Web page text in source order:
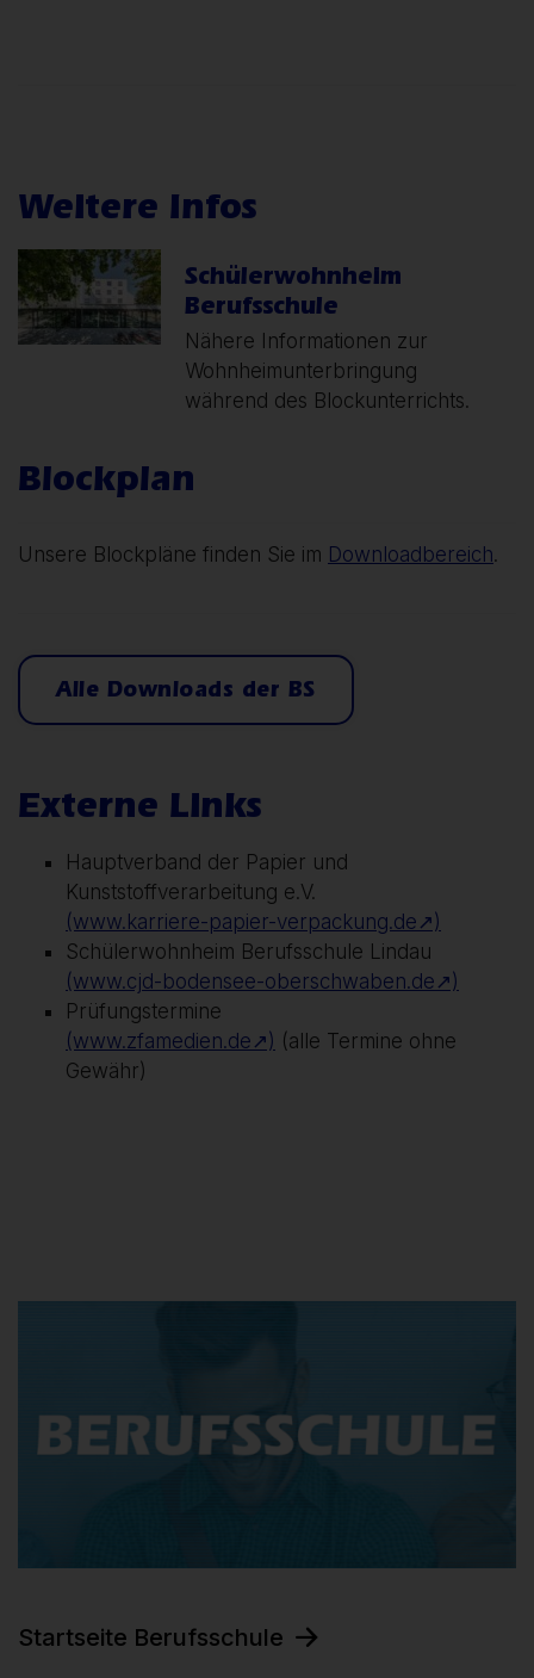
Weitere Infos
Schülerwohnheim
Berufsschule
Nähere Informationen zur
Wohnheimunterbringung
während des Blockunterrichts.
Blockplan
Unsere Blockpläne finden Sie im Downloadbereich.
Alle Downloads der BS
Externe Links
Hauptverband der Papier und
Kunststoffverarbeitung e.V.
(www.karriere-papier-verpackung.de↗)
Schülerwohnheim Berufsschule Lindau
(www.cjd-bodensee-oberschwaben.de↗)
Prüfungstermine
(www.zfamedien.de↗) (alle Termine ohne
Gewähr)
Startseite Berufsschule